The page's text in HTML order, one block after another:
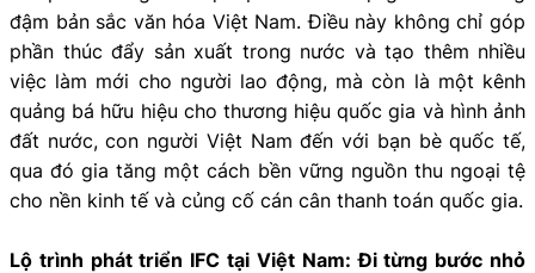
đậm bản sắc văn hóa Việt Nam. Điều này không chỉ góp
phần thúc đẩy sản xuất trong nước và tạo thêm nhiều
việc làm mới cho người lao động, mà còn là một kênh
quảng bá hữu hiệu cho thương hiệu quốc gia và hình ảnh
đất nước, con người Việt Nam đến với bạn bè quốc tế,
qua đó gia tăng một cách bền vững nguồn thu ngoại tệ
cho nền kinh tế và củng cố cán cân thanh toán quốc gia.
Lộ trình phát triển IFC tại Việt Nam: Đi từng bước nhỏ